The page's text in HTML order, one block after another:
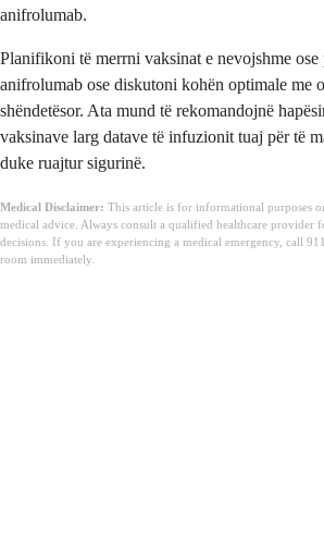
anifrolumab.
Planifikoni të merrni vaksinat e nevojshme ose
anifrolumab ose diskutoni kohën optimale me
shëndetësor. Ata mund të rekomandojnë
vaksinave larg datave të infuzionit tuaj për të
duke ruajtur sigurinë.
Medical Disclaimer: This article is for informational purposes
medical advice. Always consult a qualified healthcare provider
decisions. If you are experiencing a medical emergency, call
room immediately.